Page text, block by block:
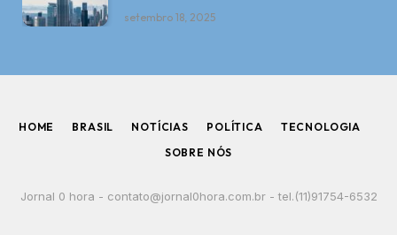
setembro 18, 2025
HOME BRASIL NOTÍCIAS POLÍTICA
TECNOLOGIA
SOBRE NÓS
Jornal 0 hora - contato@jornal0hora.com.br- tel.(11)91754-6532